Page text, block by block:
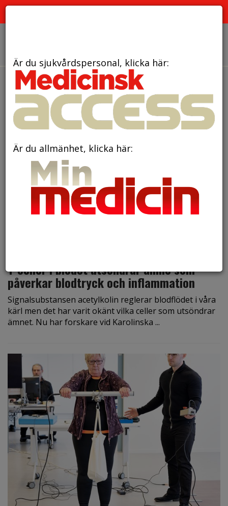
T-celler i blodet utsöndrar ämne som
påverkar blodtryck och inflammation
Signalsubstansen acetylkolin reglerar blodflödet i våra
kärl men det har varit okänt vilka celler som utsöndrar
ämnet. Nu har forskare vid Karolinska ...
Är du sjukvårdspersonal, klicka här:
Är du allmänhet, klicka här: